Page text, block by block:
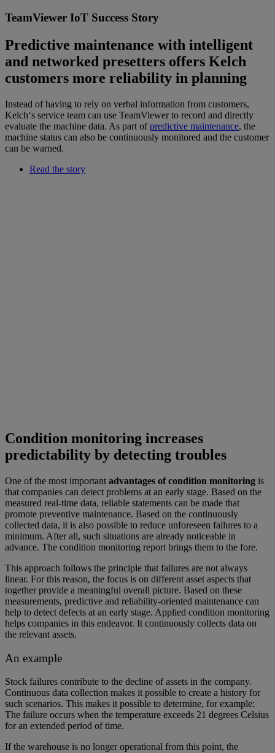
TeamViewer IoT Success Story
Predictive maintenance with intelligent
and networked presetters offers Kelch
customers more reliability in planning
Instead of having to rely on verbal information from customers,
Kelch‘s service team can use TeamViewer to record and directly
evaluate the machine data. As part ofpredictive maintenance, the
machine status can also be continuously monitored and the customer
can be warned.
Read the story
Condition monitoring increases
predictability by detecting troubles
One of the most important advantages of condition monitoring is
that companies can detect problems at an early stage. Based on the
measured real-time data, reliable statements can be made that
promote preventive maintenance. Based on the continuously
collected data, it is also possible to reduce unforeseen failures to a
minimum. After all, such situations are already noticeable in
advance. The condition monitoring report brings them to the fore.
This approach follows the principle that failures are not always
linear. For this reason, the focus is on different asset aspects that
together provide a meaningful overall picture. Based on these
measurements, predictive and reliability-oriented maintenance can
help to detect defects at an early stage. Applied condition monitoring
helps companies in this endeavor. It continuously collects data on
the relevant assets.
An example
Stock failures contribute to the decline of assets in the company.
Continuous data collection makes it possible to create a history for
such scenarios. This makes it possible to determine, for example:
The failure occurs when the temperature exceeds 21 degrees Celsius
for an extended period of time.
If the warehouse is no longer operational from this point, the